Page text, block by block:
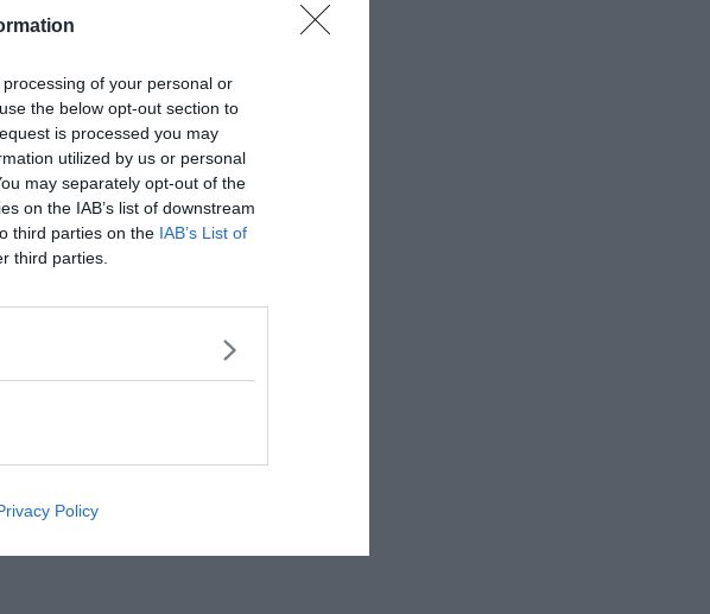
of your personal or
the below opt-out section to
is processed you may
utilized by us or personal
may separately opt-out of the
on the IAB’s list of downstream
third parties on the IAB’s List of
third parties.
Policy
il
locali,
Arriva